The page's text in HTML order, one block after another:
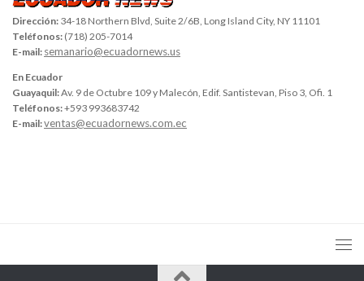
Dirección: 34-18 Northern Blvd, Suite 2/6B, Long Island City, NY 11101
Teléfonos: (718) 205-7014
E-mail: semanario@ecuadornews.us
En Ecuador
Guayaquil:Av. 9 de Octubre 109 y Malecón, Edif. Santistevan, Piso 3, Ofi. 1
Teléfonos:+593 993683742
E-mail:ventas@ecuadornews.com.ec